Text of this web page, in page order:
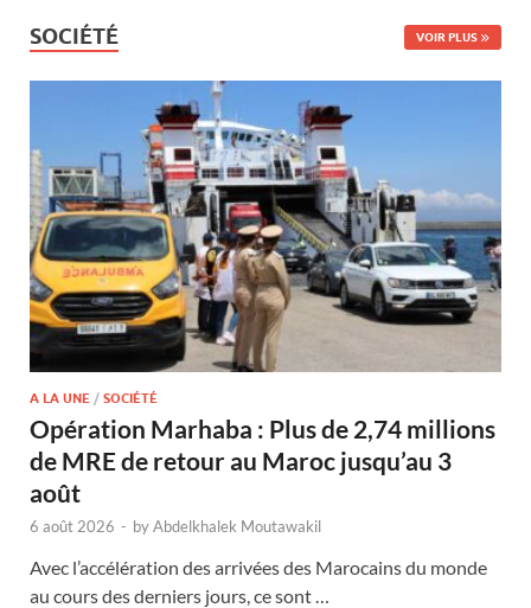
SOCIÉTÉ VOIR PLUS
A LA UNE / SOCIÉTÉ
Opération Marhaba : Plus de 2,74 millions
de MRE de retour au Maroc jusqu’au 3
août
6 août 2026 - byAbdelkhalek Moutawakil
Avec l’accélération des arrivées des Marocains du monde
au cours des derniers jours, ce sont …